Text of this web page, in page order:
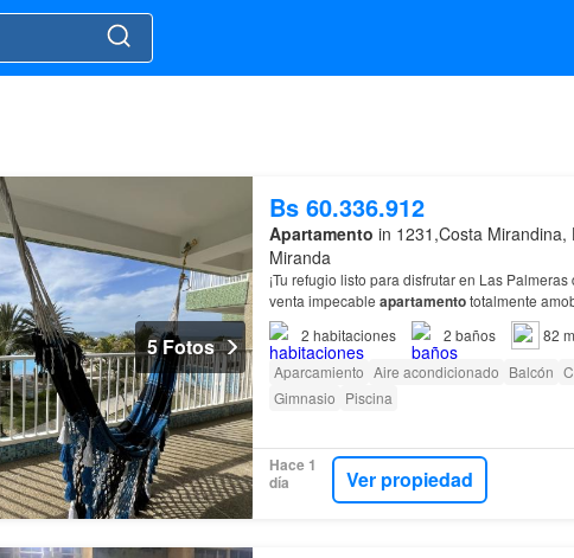
5 Fotos
Bs 60.336.912
Apartamento in 1231,Costa
Miranda
¡Tu refugio listo para disfrutar en Las Palmeras
venta impecable apartamentototalmente
conjuntos residenciales mejor mantenidos y
2 habitaciones 2 baños
82
Aparcamiento Aire acondicionado Balcón
Gimnasio Piscina
Hace 1
día
Ver propiedad